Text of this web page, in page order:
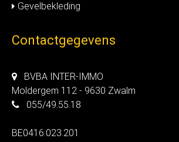
Gevelbekleding
Contactgegevens
BVBA INTER-IMMO
Moldergem 112 - 9630 Zwalm
055/49.55.18
BE0416.023.201